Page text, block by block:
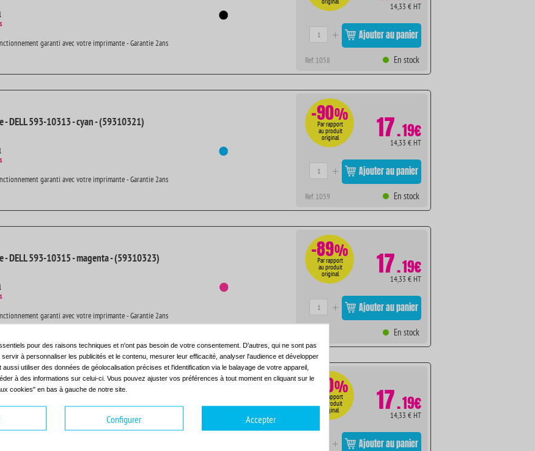
garanti avec votre imprimante - Garantie 2ans
14,33 € HT
Ajouter au panier
Ref. 1058 En stock
- DELL 593-10313 - cyan - (59310321)
garanti avec votre imprimante - Garantie 2ans
-90%
Par rapport
au produit
original 17.19€
14,33 € HT
Ajouter au panier
Ref. 1059 En stock
- DELL 593-10315 - magenta - (59310323)
garanti avec votre imprimante - Garantie 2ans
-89%
Par rapport
au produit
original 17.19€
14,33 € HT
Ajouter au panier
En stock
DELL 593-10314 - jaune - (59310322) -90%
Par rapport
au produit
original 17.19€
14,33 € HT
Ajouter au panier
pour des raisons techniques et n'ont pas besoin de votre consentement. D'autres, qui ne sont pas
à personnaliser les publicités et le contenu, mesurer leur efficacité, analyser l'audience et développer
utiliser des données de géolocalisation précises et l'identification via le balayage de votre appareil,
à des informations sur celui-ci. Vous pouvez ajuster vos préférences à tout moment en cliquant sur le
cookies" en bas à gauche de notre site.
Configurer Accepter